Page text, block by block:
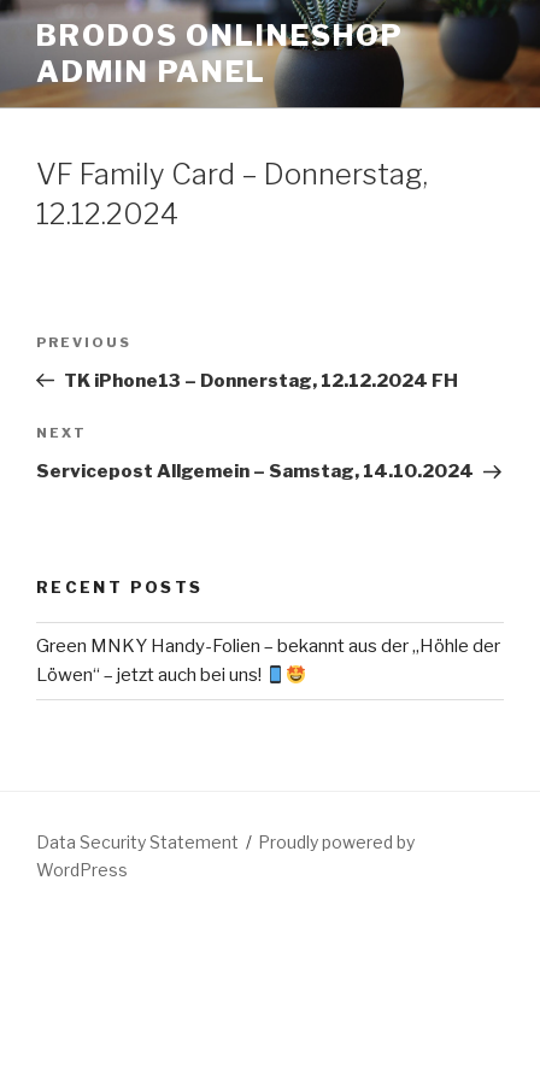
Skip
content
BRODOS ONLINESHOP
ADMIN PANEL
VF Family Card – Donnerstag,
12.12.2024
Previous
Post
PREVIOUS
TK iPhone13 – Donnerstag, 12.12.2024 FH
Next
Post
NEXT
Servicepost Allgemein – Samstag, 14.10.2024
RECENT POSTS
Green MNKY Handy-Folien – bekannt aus der „Höhle der
Löwen“ – jetzt auch bei uns!
Data Security Statement
Proudly powered by
WordPress